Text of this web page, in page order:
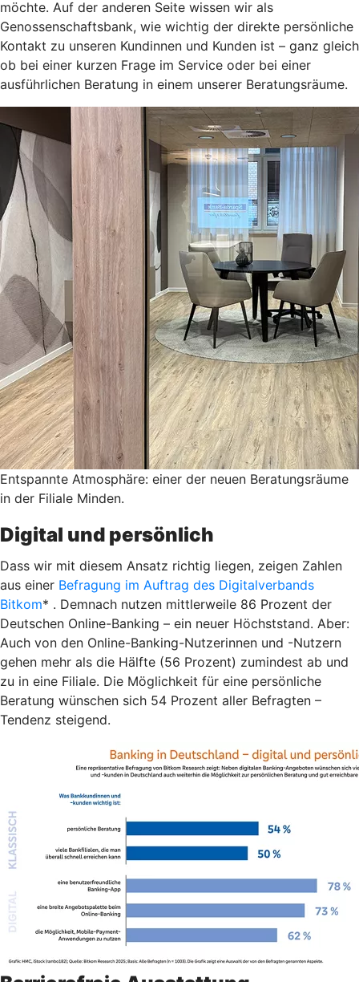
möchte. Auf der anderen Seite wissen wir als
Genossenschaftsbank, wie wichtig der direkte persönliche
Kontakt zu unseren Kundinnen und Kunden ist – ganz gleich
ob bei einer kurzen Frage im Service oder bei einer
ausführlichen Beratung in einem unserer Beratungsräume.
Entspannte Atmosphäre: einer der neuen Beratungsräume
in der Filiale Minden.
Digital und persönlich
Dass wir mit diesem Ansatz richtig liegen, zeigen Zahlen
aus einer Befragung im Auftrag des Digitalverbands
Bitkom* . Demnach nutzen mittlerweile 86 Prozent der
Deutschen Online-Banking – ein neuer Höchststand. Aber:
Auch von den Online-Banking-Nutzerinnen und -Nutzern
gehen mehr als die Hälfte (56 Prozent) zumindest ab und
zu in eine Filiale. Die Möglichkeit für eine persönliche
Beratung wünschen sich 54 Prozent aller Befragten –
Tendenz steigend.